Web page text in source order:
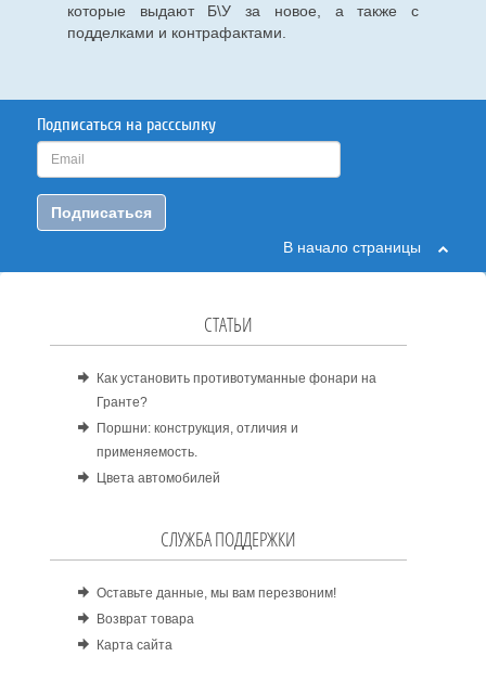
которые выдают Б\У за новое, а также с
подделками и контрафактами.
Подписаться на расссылку
Подписаться
В начало страницы
СТАТЬИ
Как установить противотуманные фонари на
Гранте?
Поршни: конструкция, отличия и
применяемость.
Цвета автомобилей
СЛУЖБА ПОДДЕРЖКИ
Оставьте данные, мы вам перезвоним!
Возврат товара
Карта сайта